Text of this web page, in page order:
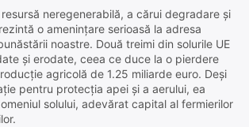
neregenerabilă, a cărui degradare și
o amenințare serioasă la adresa
noastre. Două treimi din solurile UE
și erodate, ceea ce duce la o pierdere
agricolă de 1.25 miliarde euro. Deși
pentru protecția apei și a aerului, ea
solului, adevărat capital al fermierilor